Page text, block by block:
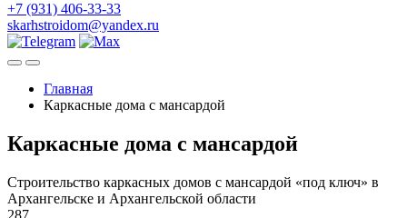
+7 (931) 406-33-33
skarhstroidom@yandex.ru
Главная
Каркасные дома с мансардой
Каркасные дома с мансардой
Строительство каркасных домов с мансардой «под ключ» в
Архангельске и Архангельской области
287